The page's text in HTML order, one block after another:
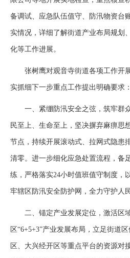
备调试、应急队伍值守、防汛物资台
实情况，详细了解街道产业布局规划
化等工作进展。
张树鹰对观音寺街道各项工作开
实抓细下一步重点工作提出明确要求：
一、紧绷防汛安全之弦，筑牢群
民至上、生命至上，坚决摒弃麻痹思
节点，持续开展滚动式、拉网式隐患
清零。进一步细化应急处置流程，备
练，严格落实24小时值班值守制度，
牢辖区防汛安全防护网，全力守护人
二、锚定产业发展定位，激活区
区“6+5+3”产业发展布局，立足街道
区、大兴经开区等重点平台的资源对